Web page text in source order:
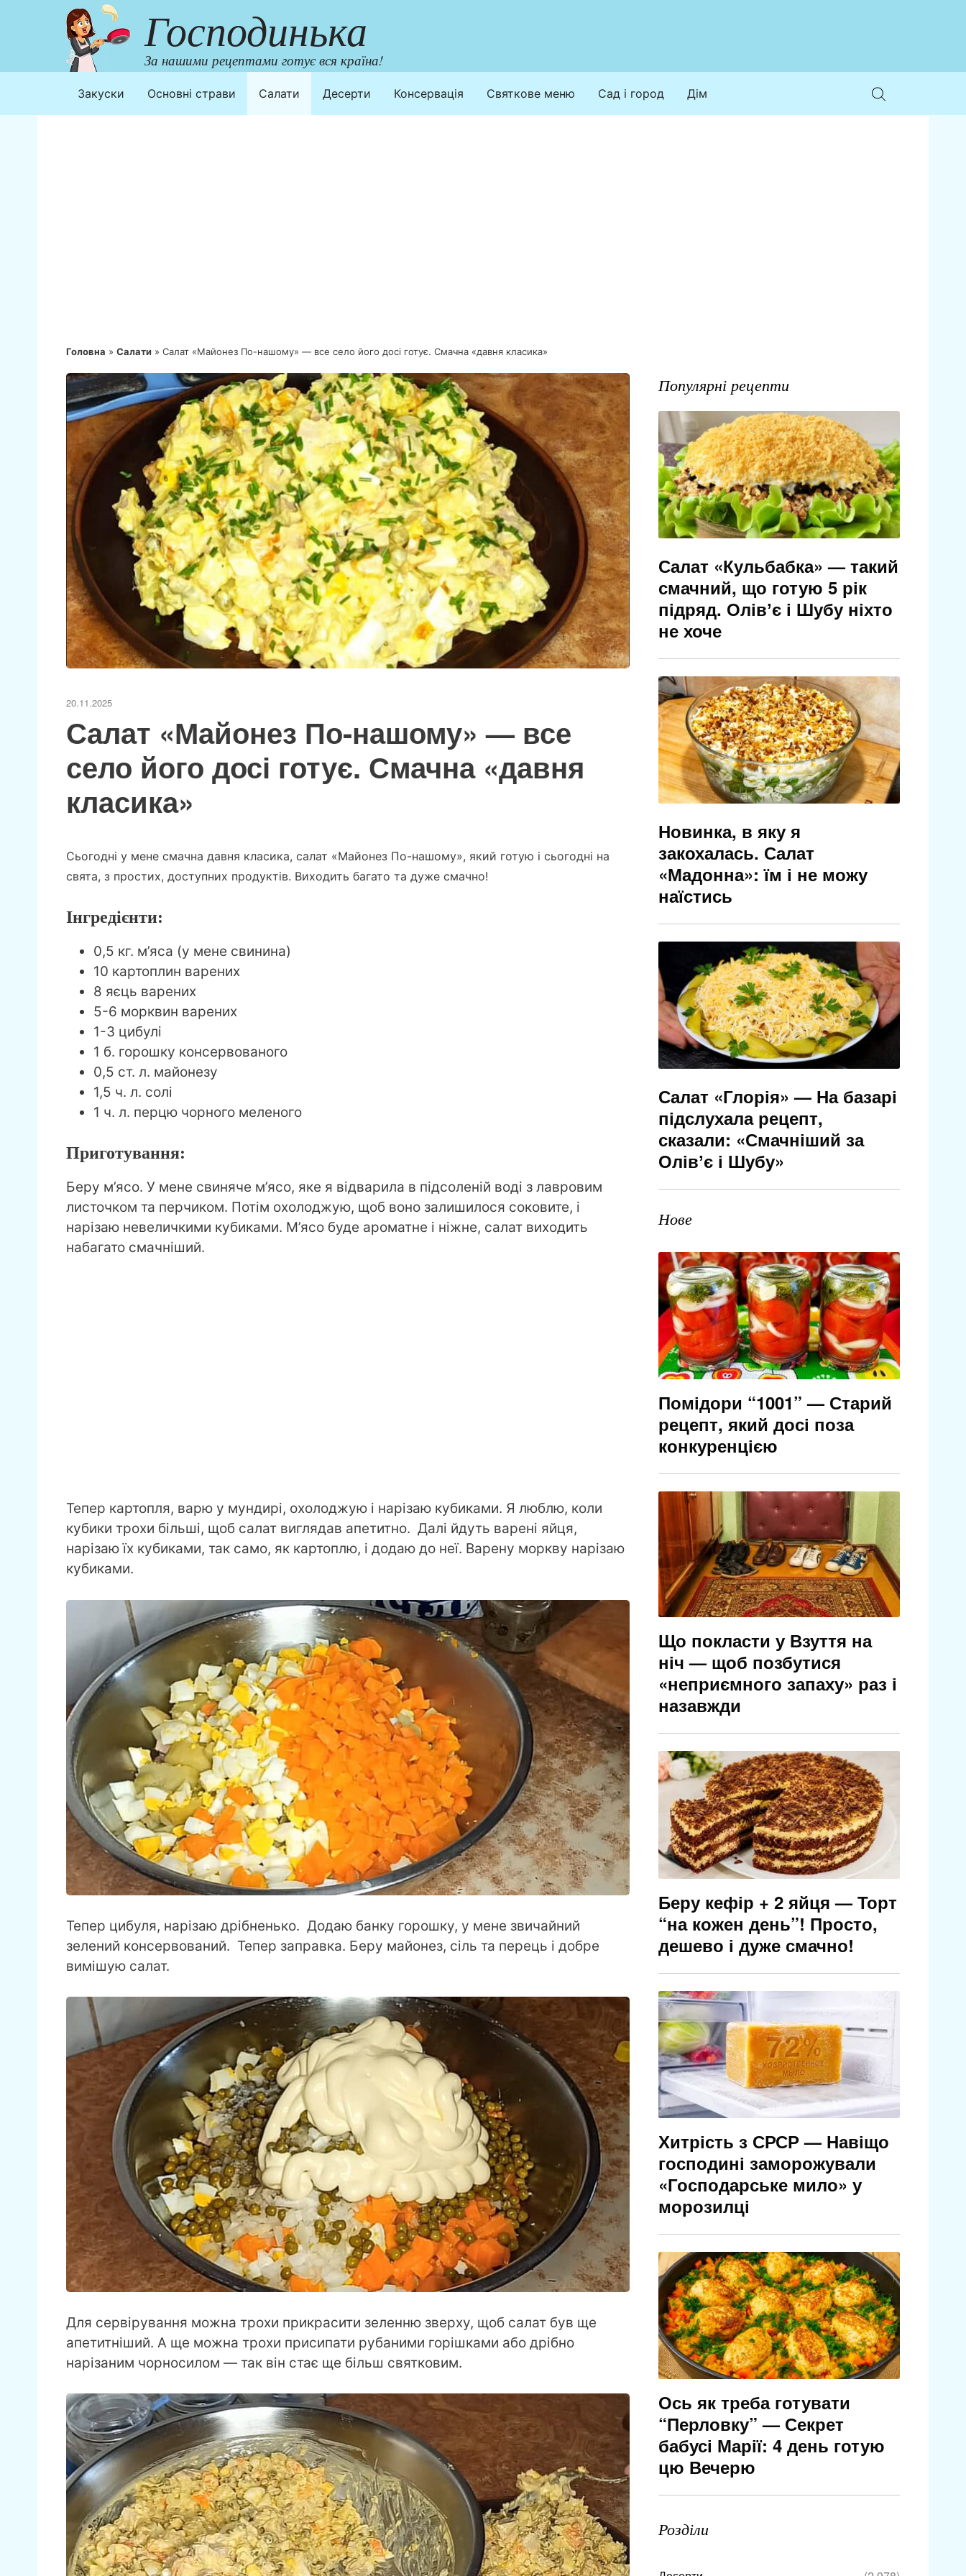
Господинька
За нашими рецептами готує вся країна!
Закуски Основні страви Салати Десерти Консервація Святкове меню Сад і город Дім
Головна » Салати » Салат «Майонез По-нашому» — все село його досі готує. Смачна «давня класика»
20.11.2025
Салат «Майонез По-нашому» — все
село його досі готує. Смачна «давня
класика»
Сьогодні у мене смачна давня класика, салат «Майонез По-нашому», який готую і сьогодні на
свята, з простих, доступних продуктів. Виходить багато та дуже смачно!
Інгредієнти:
0,5 кг. м’яса (у мене свинина)
10 картоплин варених
8 яєць варених
5-6 морквин варених
1-3 цибулі
1 б. горошку консервованого
0,5 ст. л. майонезу
1,5 ч. л. солі
1 ч. л. перцю чорного меленого
Приготування:
Беру м’ясо. У мене свиняче м’ясо, яке я відварила в підсоленій воді з лавровим
листочком та перчиком. Потім охолоджую, щоб воно залишилося соковите, і
нарізаю невеличкими кубиками. М’ясо буде ароматне і ніжне, салат виходить
набагато смачніший.
Тепер картопля, варю у мундирі, охолоджую і нарізаю кубиками. Я люблю, коли
кубики трохи більші, щоб салат виглядав апетитно. Далі йдуть варені яйця,
нарізаю їх кубиками, так само, як картоплю, і додаю до неї. Варену моркву нарізаю
кубиками.
Тепер цибуля, нарізаю дрібненько. Додаю банку горошку, у мене звичайний
зелений консервований. Тепер заправка. Беру майонез, сіль та перець і добре
вимішую салат.
Для сервірування можна трохи прикрасити зеленню зверху, щоб салат був ще
апетитніший. А ще можна трохи присипати рубаними горішками або дрібно
нарізаним чорносилом — так він стає ще більш святковим.
Популярні рецепти
Салат «Кульбабка» — такий
смачний, що готую 5 рік
підряд. Олівʼє і Шубу ніхто
не хоче
Новинка, в яку я
закохалась. Салат
«Мадонна»: їм і не можу
наїстись
Салат «Глорія» — На базарі
підслухала рецепт,
сказали: «Смачніший за
Олівʼє і Шубу»
Нове
Помідори “1001” — Старий
рецепт, який досі поза
конкуренцією
Що покласти у Взуття на
ніч — щоб позбутися
«неприємного запаху» раз і
назавжди
Беру кефір + 2 яйця — Торт
“на кожен день”! Просто,
дешево і дуже смачно!
Хитрість з СРСР — Навіщо
господині заморожували
«Господарське мило» у
морозилці
Ось як треба готувати
“Перловку” — Секрет
бабусі Марії: 4 день готую
цю Вечерю
Розділи